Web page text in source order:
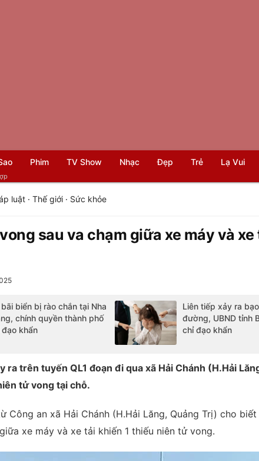
Phim TV Show Nhạc Đẹp Trẻ Lạ Vui
luật· Thế giới· Sức khỏe
sau va chạm giữa xe máy và xe
biển bị rào chắn tại Nha
chính quyền thành phố
đạo khẩn
Liên tiếp xảy ra
đường, UBND tỉnh
chỉ đạo khẩn
ra trên tuyến QL1 đoạn đi qua xã Hải Chánh (H.Hải
tử vong tại chỗ.
Công an xã Hải Chánh (H.Hải Lăng, Quảng Trị) cho
xe máy và xe tải khiến 1 thiếu niên tử vong.